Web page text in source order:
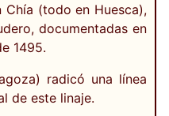
(todo en Huesca),
documentadas en
1495.
radicó una línea
de este linaje.